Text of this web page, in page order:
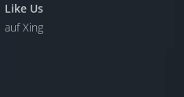
Like Us
auf Xing